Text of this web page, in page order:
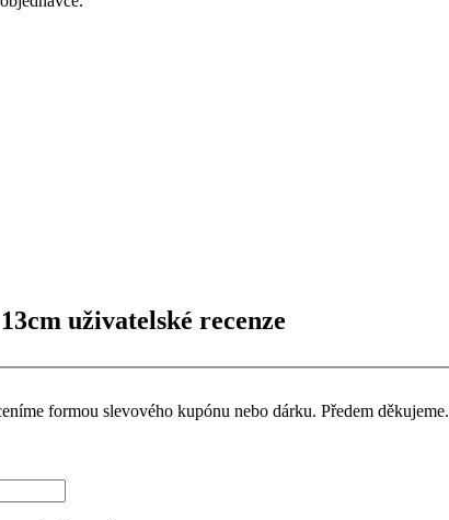
uživatelské recenze
formou slevového kupónu nebo dárku. Předem děkujeme.